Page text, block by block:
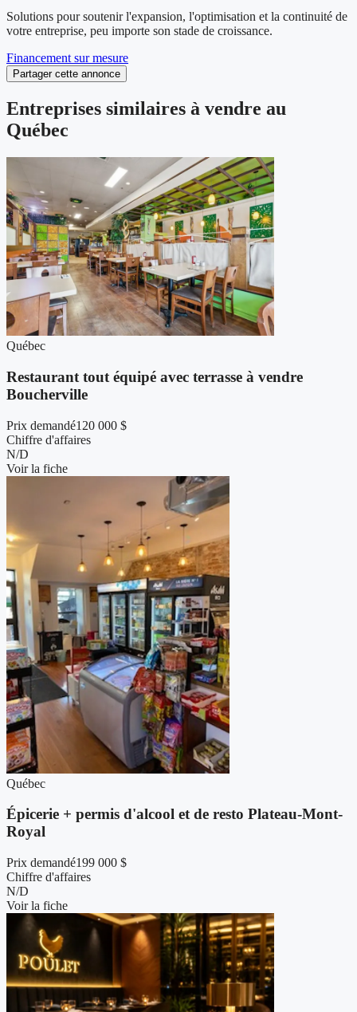
Solutions pour soutenir l'expansion, l'optimisation et la continuité de
votre entreprise, peu importe son stade de croissance.
Financement sur mesure
Partager cette annonce
Entreprises similaires à vendre au
Québec
Québec
Restaurant tout équipé avec terrasse à vendre
Boucherville
Prix demandé120 000 $
Chiffre d'affaires
N/D
Voir la fiche
Québec
Épicerie + permis d'alcool et de resto Plateau-Mont-
Royal
Prix demandé199 000 $
Chiffre d'affaires
N/D
Voir la fiche